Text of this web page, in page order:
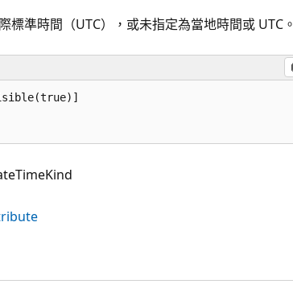
標準時間（UTC），或未指定為當地時間或 UTC。